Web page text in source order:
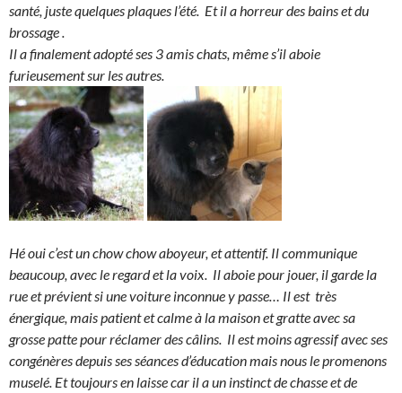
santé, juste quelques plaques l’été. Et il a horreur des bains et du
brossage .
Il a finalement adopté ses 3 amis chats, même s’il aboie
furieusement sur les autres.
Hé oui c’est un chow chow aboyeur, et attentif. Il communique
beaucoup, avec le regard et la voix. Il aboie pour jouer, il garde la
rue et prévient si une voiture inconnue y passe… Il est très
énergique, mais patient et calme à la maison et gratte avec sa
grosse patte pour réclamer des câlins. Il est moins agressif avec ses
congénères depuis ses séances d’éducation mais nous le promenons
muselé. Et toujours en laisse car il a un instinct de chasse et de